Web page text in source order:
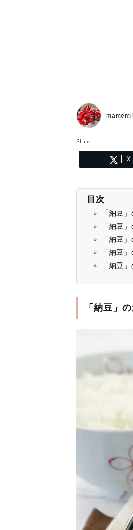
mamemii
Share
X
目次
「納豆
「納豆
「納豆
「納豆
「納豆
「納豆」